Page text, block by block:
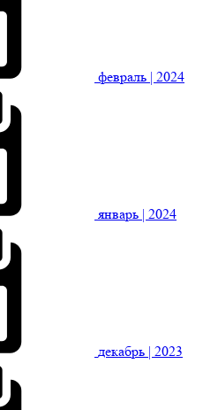
февраль | 2024
январь | 2024
декабрь | 2023